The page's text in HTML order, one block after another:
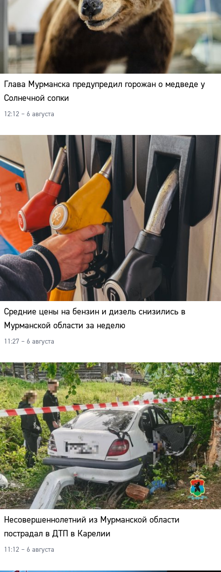
Глава Мурманска предупредил горожан о медведе у
Солнечной сопки
12:12 – 6 августа
Средние цены на бензин и дизель снизились в
Мурманской области за неделю
11:27 – 6 августа
Несовершеннолетний из Мурманской области
пострадал в ДТП в Карелии
11:12 – 6 августа